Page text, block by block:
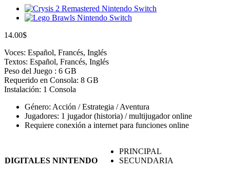
14.00$
Voces: Español, Francés, Inglés
Textos: Español, Francés, Inglés
Peso del Juego : 6 GB
Requerido en Consola: 8 GB
Instalación: 1 Consola
Género: Acción / Estrategia / Aventura
Jugadores: 1 jugador (historia) / multijugador online
Requiere conexión a internet para funciones online
DIGITALES NINTENDO
PRINCIPAL
SECUNDARIA